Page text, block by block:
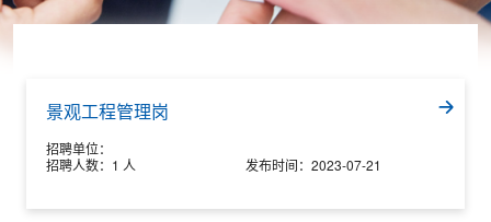
景观工程管理岗
招聘单位：
招聘人数： 1 人 发布时间： 2023-07-21